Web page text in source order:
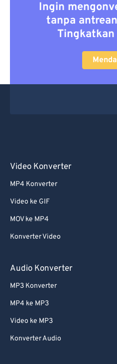
Ingin
tanpa
Tingkatkan
Video Konverter
MP4 Konverter
Video ke GIF
MOV ke MP4
Konverter Video
Audio Konverter
MP3 Konverter
MP4 ke MP3
Video ke MP3
Konverter Audio